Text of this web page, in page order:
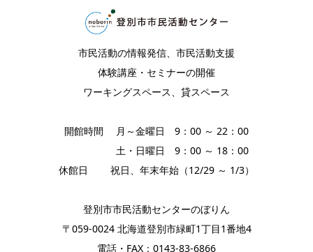
市民活動の情報発信、市民活動支援
体験講座・セミナーの開催
ワーキングスペース、貸スペース
開館時間 月～金曜日 9：00 ～ 22：00
土・日曜日 9：00 ～ 18：00
休館日 祝日、年末年始（12/29 ～ 1/3）
登別市市民活動センターのぼりん
〒059-0024 北海道登別市緑町1丁目1番地4
電話・FAX：0143-83-6866